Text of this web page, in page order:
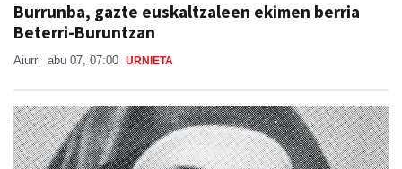
Burrunba, gazte euskaltzaleen ekimen berria
Beterri-Buruntzan
Aiurri abu 07, 07:00 URNIETA